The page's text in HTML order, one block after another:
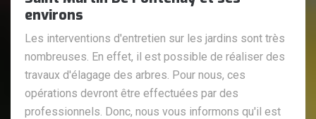
environs
Les interventions d'entretien sur les jardins sont très
nombreuses. En effet, il est possible de réaliser des
travaux d'élagage des arbres. Pour nous, ces
opérations devront être effectuées par des
professionnels. Donc, nous vous informons qu'il est